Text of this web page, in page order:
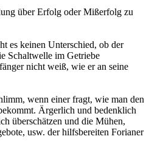
über Erfolg oder Mißerfolg zu
es keinen Unterschied, ob der
Schaltwelle im Getriebe
nicht weiß, wie er an seine
wenn einer fragt, wie man den
Ärgerlich und bedenklich
überschätzen und die Mühen,
usw. der hilfsbereiten Forianer